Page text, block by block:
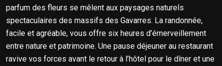
parfum des fleurs se mêlent aux paysages naturels
spectaculaires des massifs des Gavarres. La randonnée,
facile et agréable, vous offre six heures d’émerveillement
entre nature et patrimoine. Une pause déjeuner au restaurant
ravive vos forces avant le retour à l’hôtel pour le dîner et une